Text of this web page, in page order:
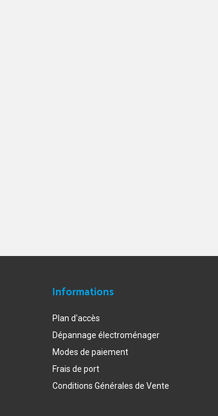
Informations
Plan d'accès
Dépannage électroménager
Modes de paiement
Frais de port
Conditions Générales de Vente